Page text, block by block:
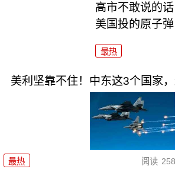
高市不敢说的话
美国投的原子弹
最热
美利坚靠不住！中东这3个国家
最热 阅读